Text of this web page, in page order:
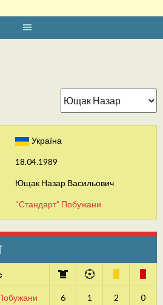
Україна
18.04.1989
Ющак Назар Васильович
“Стандарт” Побужани
6 1 2 0